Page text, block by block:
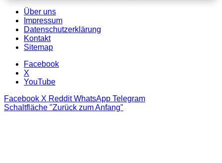
Über uns
Impressum
Datenschutzerklärung
Kontakt
Sitemap
Facebook
X
YouTube
Facebook X Reddit WhatsApp Telegram
Schaltfläche "Zurück zum Anfang"